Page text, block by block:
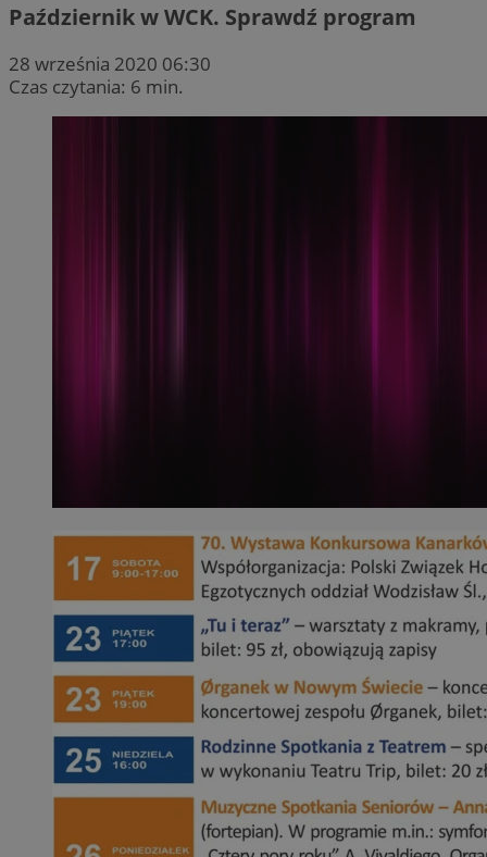
Październik w WCK. Sprawdź program
28 września 2020 06:30
Czas czytania: 6 min.